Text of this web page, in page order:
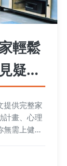
輕鬆
疑問
提供完整家
計畫、心理
需上健身